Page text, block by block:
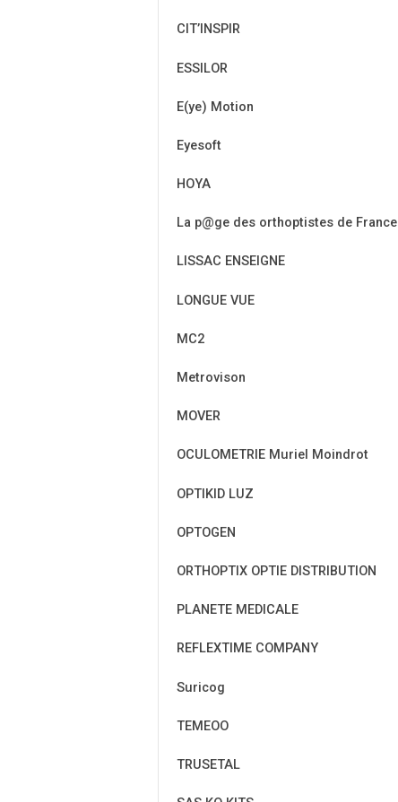
CIT’INSPIR
ESSILOR
E(ye) Motion
Eyesoft
HOYA
La p@ge des orthoptistes de France
LISSAC ENSEIGNE
LONGUE VUE
MC2
Metrovison
MOVER
OCULOMETRIE Muriel Moindrot
OPTIKID LUZ
OPTOGEN
ORTHOPTIX OPTIE DISTRIBUTION
PLANETE MEDICALE
REFLEXTIME COMPANY
Suricog
TEMEOO
TRUSETAL